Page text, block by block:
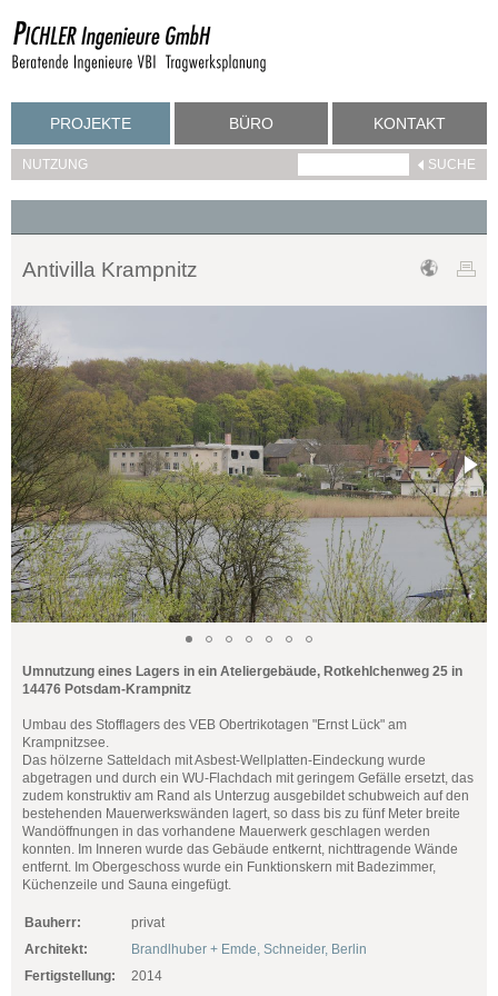
PROJEKTE BÜRO KONTAKT
NUTZUNG
Antivilla Krampnitz
Umnutzung eines Lagers in ein Ateliergebäude, Rotkehlchenweg 25 in
14476 Potsdam-Krampnitz
Umbau des Stofflagers des VEB Obertrikotagen "Ernst Lück" am
Krampnitzsee.
Das hölzerne Satteldach mit Asbest-Wellplatten-Eindeckung wurde
abgetragen und durch ein WU-Flachdach mit geringem Gefälle ersetzt, das
zudem konstruktiv am Rand als Unterzug ausgebildet schubweich auf den
bestehenden Mauerwerkswänden lagert, so dass bis zu fünf Meter breite
Wandöffnungen in das vorhandene Mauerwerk geschlagen werden
konnten. Im Inneren wurde das Gebäude entkernt, nichttragende Wände
entfernt. Im Obergeschoss wurde ein Funktionskern mit Badezimmer,
Küchenzeile und Sauna eingefügt.
Bauherr:
privat
Architekt:
Brandlhuber + Emde, Schneider, Berlin
Fertigstellung:
2014